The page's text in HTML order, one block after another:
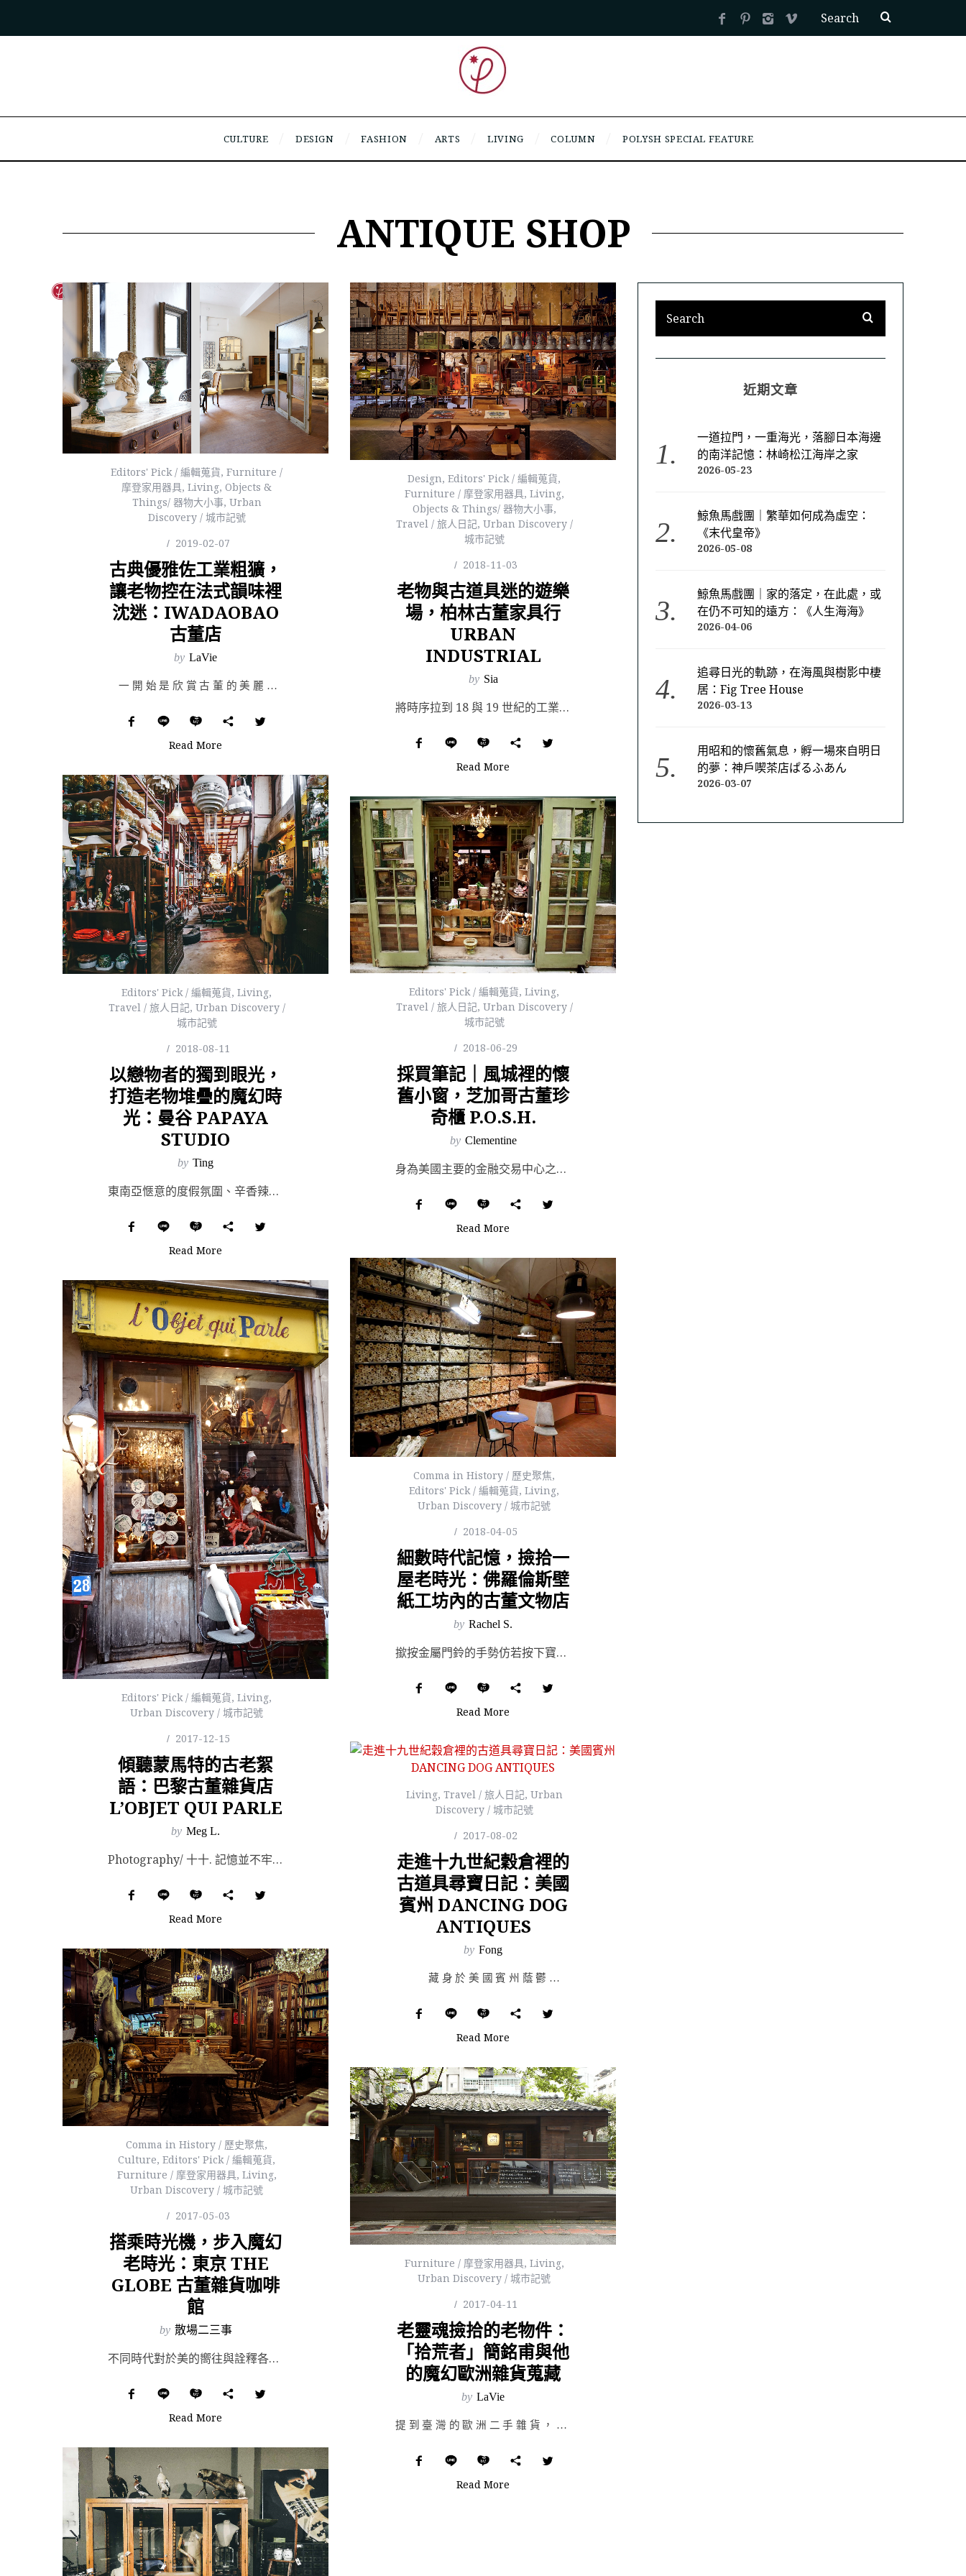
CULTURE DESIGN FASHION ARTS LIVING COLUMN POLYSH SPECIAL FEATURE
ANTIQUE SHOP
Editors' Pick / 編輯蒐貨, Furniture /
摩登家用器具, Living, Objects &
Things/ 器物大小事, Urban
Discovery / 城市記號
2019-02-07
古典優雅佐工業粗獷，
讓老物控在法式韻味裡
沈迷：IWADAOBAO
古董店
by LaVie
一開始是欣賞古董的美麗外表，瞭解背後的故事後，更能體會它的魅力。 位在中…
Read More
Design, Editors' Pick / 編輯蒐貨,
Furniture / 摩登家用器具, Living,
Objects & Things/ 器物大小事,
Travel / 旅人日記, Urban Discovery /
城市記號
2018-11-03
老物與古道具迷的遊樂
場，柏林古董家具行
URBAN
INDUSTRIAL
by Sia
將時序拉到 18 與 19 世紀的工業革命，機械取代了工匠技藝，鋼鐵與塑料大量生產，而這番革命持續燃...
Read More
Editors' Pick / 編輯蒐貨, Living,
Travel / 旅人日記, Urban Discovery /
城市記號
2018-08-11
以戀物者的獨到眼光，
打造老物堆疊的魔幻時
光：曼谷 PAPAYA
STUDIO
by Ting
東南亞愜意的度假氛圍、辛香辣的飲食文化、摩天高樓爭奇鬥豔的都市景觀、獨特的美學角度，曼谷多元的風格樣...
Read More
Editors' Pick / 編輯蒐貨, Living,
Travel / 旅人日記, Urban Discovery /
城市記號
2018-06-29
採買筆記｜風城裡的懷
舊小窗，芝加哥古董珍
奇櫃 P.O.S.H.
by Clementine
身為美國主要的金融交易中心之一，別名「風城」的芝加哥，予人印象往往是摩天大樓林立的現代都會；不過即使...
Read More
Comma in History / 歷史聚焦,
Editors' Pick / 編輯蒐貨, Living,
Urban Discovery / 城市記號
2018-04-05
細數時代記憶，撿拾一
屋老時光：佛羅倫斯壁
紙工坊內的古董文物店
by Rachel S.
撳按金屬門鈴的手勢仿若按下寶麗來相機快門，時代巨輪沙沙作響、輾過藥包裡的魔幻歲月，緩緩顯影出一屋輝煌...
Read More
Editors' Pick / 編輯蒐貨, Living,
Urban Discovery / 城市記號
2017-12-15
傾聽蒙馬特的古老絮
語：巴黎古董雜貨店
L’OBJET QUI PARLE
by Meg L.
Photography/ 十十. 記憶並不牢靠，隨著時間流逝，腦海中對許多事與物的印象會變得單一，剩...
Read More
Living, Travel / 旅人日記, Urban
Discovery / 城市記號
2017-08-02
走進十九世紀穀倉裡的
古道具尋寶日記：美國
賓州 DANCING DOG
ANTIQUES
by Fong
藏身於美國賓州蔭鬱山林中的 Dancing Dog Ant…
Read More
Comma in History / 歷史聚焦,
Culture, Editors' Pick / 編輯蒐貨,
Furniture / 摩登家用器具, Living,
Urban Discovery / 城市記號
2017-05-03
搭乘時光機，步入魔幻
老時光：東京 THE
GLOBE 古董雜貨咖啡
館
by 散場二三事
不同時代對於美的嚮往與詮釋各異，各時空孕育、遺留下的物件，即便我們無法見證它們的經歷，穿梭於其中，卻...
Read More
Furniture / 摩登家用器具, Living,
Urban Discovery / 城市記號
2017-04-11
老靈魂撿拾的老物件：
「拾荒者」簡銘甫與他
的魔幻歐洲雜貨蒐藏
by LaVie
提到臺灣的歐洲二手雜貨，簡銘甫幾乎是公認的資深達人，二十年前赴法求學，偶然展開歐洲舊貨的收藏與買賣生…
Read More
近期文章
一道拉門，一重海光，落腳日本海邊
的南洋記憶：林崎松江海岸之家
2026-05-23
鯨魚馬戲團｜繁華如何成為虛空：
《末代皇帝》
2026-05-08
鯨魚馬戲團｜家的落定，在此處，或
在仍不可知的遠方：《人生海海》
2026-04-06
追尋日光的軌跡，在海風與樹影中棲
居：Fig Tree House
2026-03-13
用昭和的懷舊氣息，孵一場來自明日
的夢：神戶喫茶店ぱるふあん
2026-03-07